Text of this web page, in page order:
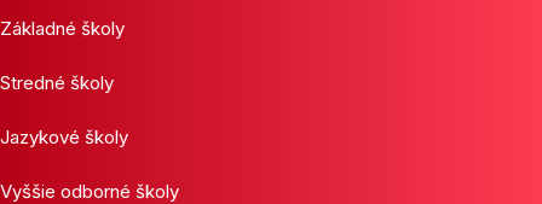
Základné školy
Stredné školy
Jazykové školy
Vyššie odborné školy